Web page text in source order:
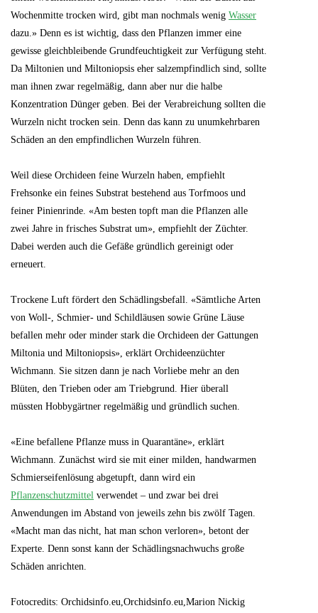
Wochenmitte trocken wird, gibt man nochmals wenig Wasser
dazu.» Denn es ist wichtig, dass den Pflanzen immer eine
gewisse gleichbleibende Grundfeuchtigkeit zur Verfügung steht.
Da Miltonien und Miltoniopsis eher salzempfindlich sind, sollte
man ihnen zwar regelmäßig, dann aber nur die halbe
Konzentration Dünger geben. Bei der Verabreichung sollten die
Wurzeln nicht trocken sein. Denn das kann zu unumkehrbaren
Schäden an den empfindlichen Wurzeln führen.
Weil diese Orchideen feine Wurzeln haben, empfiehlt
Frehsonke ein feines Substrat bestehend aus Torfmoos und
feiner Pinienrinde. «Am besten topft man die Pflanzen alle
zwei Jahre in frisches Substrat um», empfiehlt der Züchter.
Dabei werden auch die Gefäße gründlich gereinigt oder
erneuert.
Trockene Luft fördert den Schädlingsbefall. «Sämtliche Arten
von Woll-, Schmier- und Schildläusen sowie Grüne Läuse
befallen mehr oder minder stark die Orchideen der Gattungen
Miltonia und Miltoniopsis», erklärt Orchideenzüchter
Wichmann. Sie sitzen dann je nach Vorliebe mehr an den
Blüten, den Trieben oder am Triebgrund. Hier überall
müssten Hobbygärtner regelmäßig und gründlich suchen.
«Eine befallene Pflanze muss in Quarantäne», erklärt
Wichmann. Zunächst wird sie mit einer milden, handwarmen
Schmierseifenlösung abgetupft, dann wird ein
Pflanzenschutzmittel verwendet – und zwar bei drei
Anwendungen im Abstand von jeweils zehn bis zwölf Tagen.
«Macht man das nicht, hat man schon verloren», betont der
Experte. Denn sonst kann der Schädlingsnachwuchs große
Schäden anrichten.
Fotocredits: Orchidsinfo.eu,Orchidsinfo.eu,Marion Nickig